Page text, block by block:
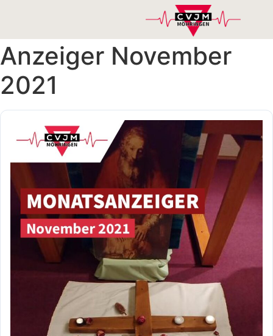
Anzeiger November
2021